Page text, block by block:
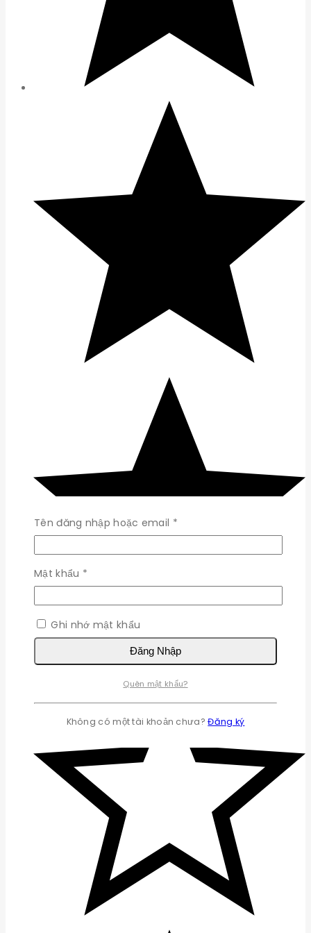
Tên đăng nhập hoặc email *Bắt
buộc
Mật khẩu *
buộc
Ghi nhớ mật khẩu
Đăng Nhập
Quên mật khẩu?
Không có một tài khoản chưa?Đăng ký